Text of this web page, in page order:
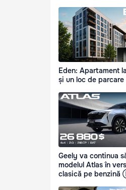
Eden: Apartament
și un loc de
Geely va continua
modelul Atlas în
clasică pe